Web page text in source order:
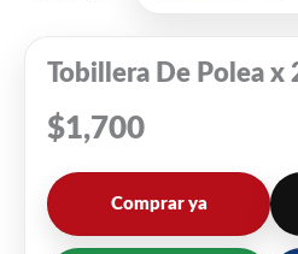
Tobillera De Polea x
$1,700
Comprar ya